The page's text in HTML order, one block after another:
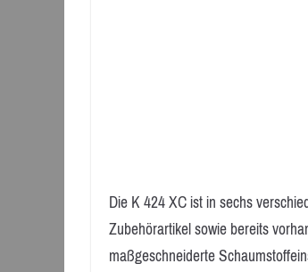
Die K 424 XC ist in sechs
Zubehörartikel sowie bereits
maßgeschneiderte